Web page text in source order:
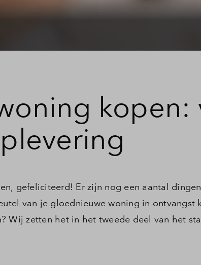
kopen:
gefeliciteerd! Er zijn nog een aantal
van je gloednieuwe woning in ontvangst
Wij zetten het in het tweede deel van het